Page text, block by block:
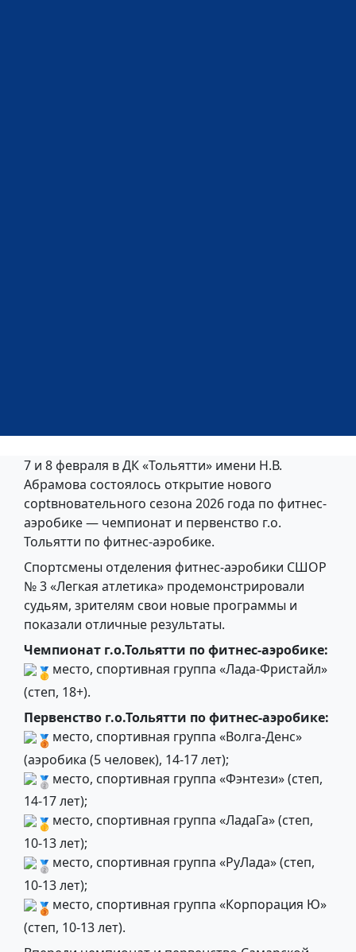
7 и 8 февраля в ДК «Тольятти» имени Н.В.
Абрамова состоялось открытие нового
сорtвновательного сезона 2026 года по фитнес-
аэробике — чемпионат и первенство г.о.
Тольятти по фитнес-аэробике.
Спортсмены отделения фитнес-аэробики СШОР
№ 3 «Легкая атлетика» продемонстрировали
судьям, зрителям свои новые программы и
показали отличные результаты.
Чемпионат г.о.Тольятти по фитнес-аэробике:
место, спортивная группа «Лада-Фристайл»
(степ, 18+).
Первенство г.о.Тольятти по фитнес-аэробике:
место, спортивная группа «Волга-Денс»
(аэробика (5 человек), 14-17 лет);
место, спортивная группа «Фэнтези» (степ,
14-17 лет);
место, спортивная группа «ЛадаГа» (степ,
10-13 лет);
место, спортивная группа «РуЛада» (степ,
10-13 лет);
место, спортивная группа «Корпорация Ю»
(степ, 10-13 лет).